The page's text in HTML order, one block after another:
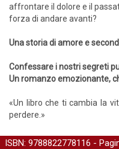
affrontare il dolore e il
forza di andare avanti?
Una storia di amore e
Confessare i nostri segreti
Un romanzo emozionante,
«Un libro che ti cambia la
perdere.»
ISBN: 9788822778116 -